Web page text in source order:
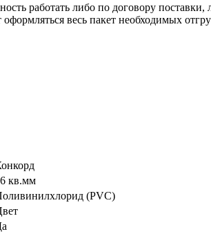
работать либо по договору поставки,
весь пакет необходимых
кв.мм
(PVC)